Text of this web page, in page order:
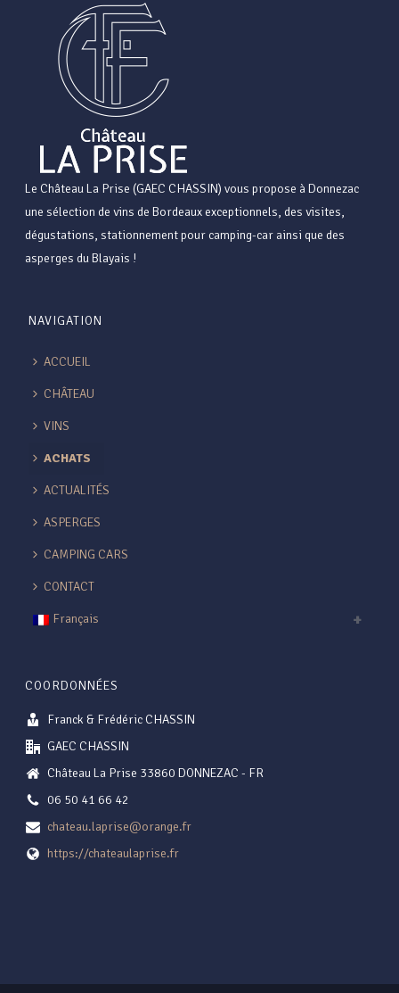
Le Château La Prise (GAEC CHASSIN) vous propose à Donnezac
une sélection de vins de Bordeaux exceptionnels, des visites,
dégustations, stationnement pour camping-car ainsi que des
asperges du Blayais !
NAVIGATION
ACCUEIL
CHÂTEAU
VINS
ACHATS
ACTUALITÉS
ASPERGES
CAMPING CARS
CONTACT
Français
COORDONNÉES
Franck & Frédéric CHASSIN
GAEC CHASSIN
Château La Prise 33860 DONNEZAC - FR
06 50 41 66 42
chateau.laprise@orange.fr
https://chateaulaprise.fr